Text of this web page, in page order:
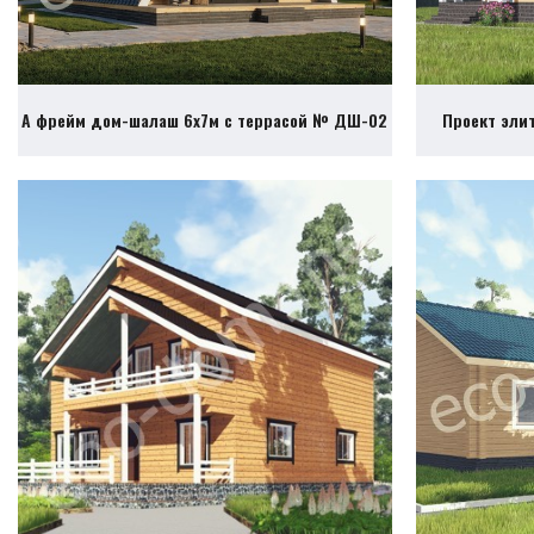
А фрейм дом-шалаш 6х7м с террасой № ДШ-02 Проект